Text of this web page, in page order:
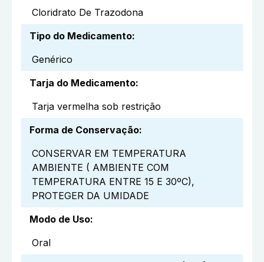
Cloridrato De Trazodona
Tipo do Medicamento:
Genérico
Tarja do Medicamento:
Tarja vermelha sob restrição
Forma de Conservação:
CONSERVAR EM TEMPERATURA
AMBIENTE ( AMBIENTE COM
TEMPERATURA ENTRE 15 E 30ºC),
PROTEGER DA UMIDADE
Modo de Uso:
Oral